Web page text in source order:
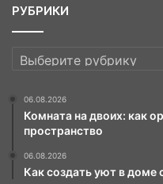
РУБРИКИ
РУБРИКИ
06.08.2026
Комната на двоих: как
пространство
06.08.2026
Как создать уют в